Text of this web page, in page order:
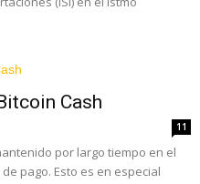
Cash
11
por largo tiempo en el
pago. Esto es en especial